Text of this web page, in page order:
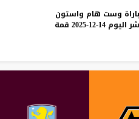
وست هام واستون
اليوم 14-12-2025
قمة